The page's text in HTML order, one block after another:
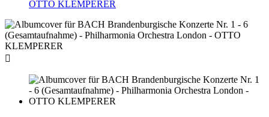
OTTO KLEMPERER
